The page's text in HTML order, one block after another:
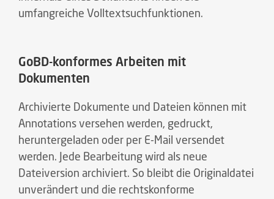
umfangreiche Volltextsuchfunktionen.
GoBD-konformes Arbeiten mit
Dokumenten
Archivierte Dokumente und Dateien können mit
Annotations versehen werden, gedruckt,
heruntergeladen oder per E-Mail versendet
werden. Jede Bearbeitung wird als neue
Dateiversion archiviert. So bleibt die Originaldatei
unverändert und die rechtskonforme